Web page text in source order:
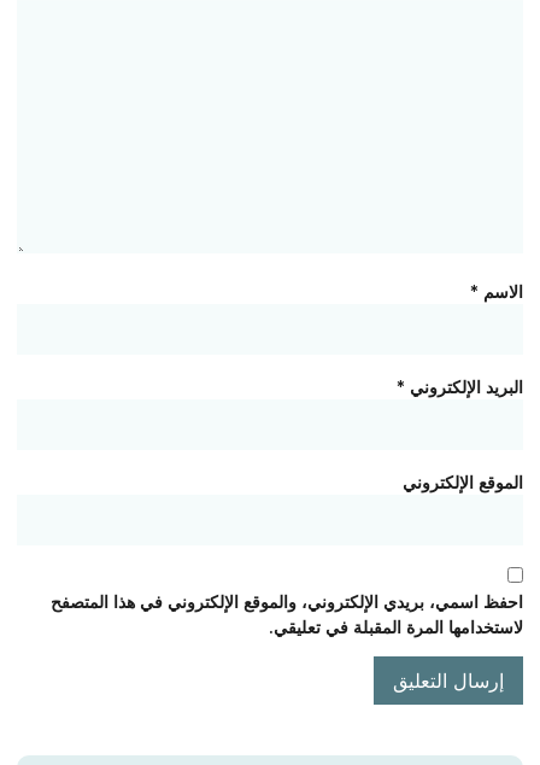
الاسم *
البريد الإلكتروني *
الموقع الإلكتروني
احفظ اسمي، بريدي الإلكتروني، والموقع الإلكتروني في هذا المتصفح
لاستخدامها المرة المقبلة في تعليقي.